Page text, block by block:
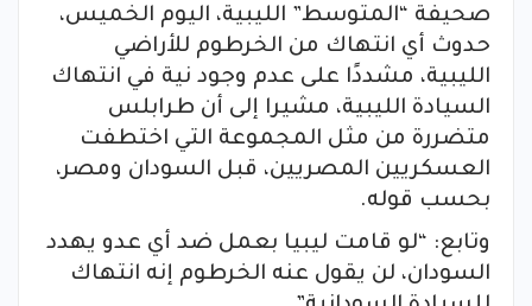
صحيفة “المتوسط” الليبية، اليوم الخميس،
حدوث أي انتهاك من الخرطوم للأراضي
الليبية، مشددًا على عدم وجود نية في انتهاك
السيادة الليبية، مشيرا إلى أن طرابلس
متضررة من مثل المجموعة التي اختطفت
العسكريين المصريين، قبل السودان ومصر،
بحسب قوله.
وتابع: “لو قامت ليبيا بعمل ضد أي عدو يهدد
السودان، لن يقول عنه الخرطوم إنه انتهاك